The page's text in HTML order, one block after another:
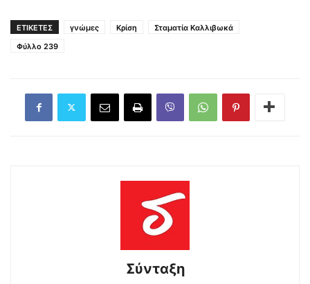
ΕΤΙΚΕΤΕΣ γνώμες Κρίση
Σταματία Καλλιβωκά
Φύλλο 239
Σύνταξη